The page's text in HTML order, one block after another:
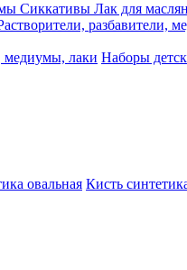
Сиккативы Лак для
разбавители,
лаки Наборы
овальная Кисть